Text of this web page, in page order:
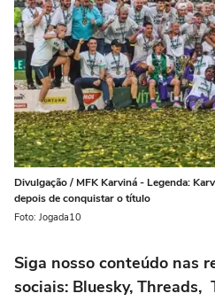
Divulgação / MFK Karviná - Legenda:
depois de conquistar o título
Foto: Jogada10
Siga nosso conteúdo nas
sociais: Bluesky,